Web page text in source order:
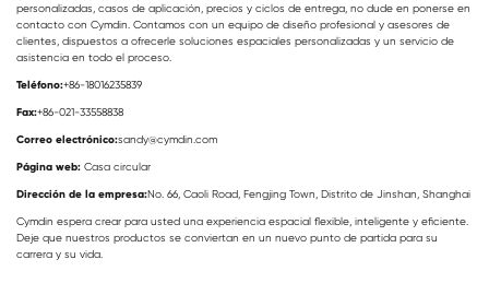
personalizadas, casos de aplicación, precios y ciclos de entrega, no dude en ponerse en
contacto con Cymdin. Contamos con un equipo de diseño profesional y asesores de
clientes, dispuestos a ofrecerle soluciones espaciales personalizadas y un servicio de
asistencia en todo el proceso.
Teléfono:+86-18016235839
Fax:+86-021-33558838
Correo electrónico:sandy@cymdin.com
Página web: Casa circular
Dirección de la empresa:No. 66, Caoli Road, Fengjing Town, Distrito de Jinshan, Shanghai
Cymdin espera crear para usted una experiencia espacial flexible, inteligente y eficiente.
Deje que nuestros productos se conviertan en un nuevo punto de partida para su
carrera y su vida.